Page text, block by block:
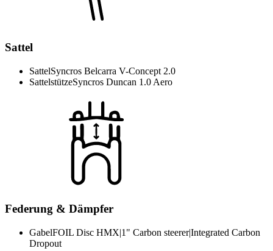
Sattel
SattelSyncros Belcarra V-Concept 2.0
SattelstützeSyncros Duncan 1.0 Aero
Federung & Dämpfer
GabelFOIL Disc HMX|1" Carbon steerer|Integrated Carbon
Dropout